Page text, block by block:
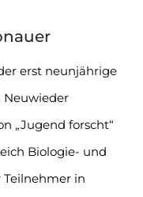
erst neunjährige
Neuwieder
„Jugend forscht“
Biologie- und
in